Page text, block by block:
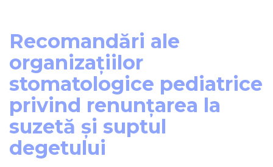
Recomandări ale
organizațiilor
stomatologice pediatrice
privind renunțarea la
suzetă și suptul
degetului